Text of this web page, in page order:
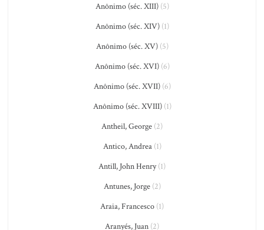
Anônimo (séc. XIII)(5)
Anônimo (séc. XIV)(1)
Anônimo (séc. XV)(5)
Anônimo (séc. XVI)(6)
Anônimo (séc. XVII)(6)
Anônimo (séc. XVIII)(1)
Antheil, George (2)
Antico, Andrea(1)
Antill, John Henry(1)
Antunes, Jorge(2)
Araia, Francesco (1)
Aranyés, Juan (2)